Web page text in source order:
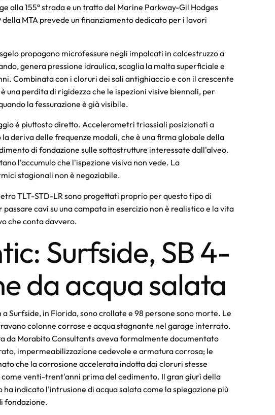
alla 155ª strada e un tratto del Marine Parkway-Gil Hodges
MTA prevede un finanziamento dedicato per i lavori
propagano microfessure negli impalcati in calcestruzzo a
genera pressione idraulica, scaglia la malta superficiale e
Combinata con i cloruri dei sali antighiaccio e con il crescente
una perdita di rigidezza che le ispezioni visive biennali, per
la fessurazione è già visibile.
è piuttosto diretto. Accelerometri triassiali posizionati a
deriva delle frequenze modali, che è una firma globale della
di fondazione sulle sottostrutture interessate dall'alveo.
l'accumulo che l'ispezione visiva non vede. La
stagionali non è negoziabile.
TLT-STD-LR sono progettati proprio per questo tipo di
cavi su una campata in esercizio non è realistico e la vita
che conta davvero.
Surfside, SB 4-
da acqua salata
a Surfside, in Florida, sono crollate e 98 persone sono morte. Le
colonne corrose e acqua stagnante nel garage interrato.
da Morabito Consultants aveva formalmente documentato
impermeabilizzazione cedevole e armatura corrosa; le
che la corrosione accelerata indotta dai cloruri stesse
venti-trent'anni prima del cedimento. Il gran giurì della
indicato l'intrusione di acqua salata come la spiegazione più
fondazione.